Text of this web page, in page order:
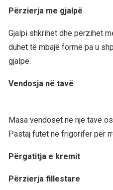
Përzierja me gjalpë
Gjalpi shkrihet dhe përzihet
duhet të mbajë formë pa u
gjalpë.
Vendosja në tavë
Masa vendoset në një tavë
Pastaj futet në frigorifer për
Përgatitja e kremit
Përzierja fillestare